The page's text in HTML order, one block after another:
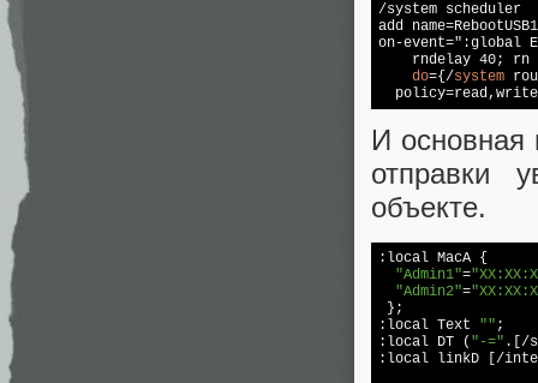
/system scheduler
add name=RebootUSB1
on-event=":global
rndelay 40; rn
do={/system
И основная
отправки
объекте.
: local MacA {
"Admin1"=
"Admin2"=
};
: local Text "" ;
: local DT ( "-=" .[/
: local linkD [/